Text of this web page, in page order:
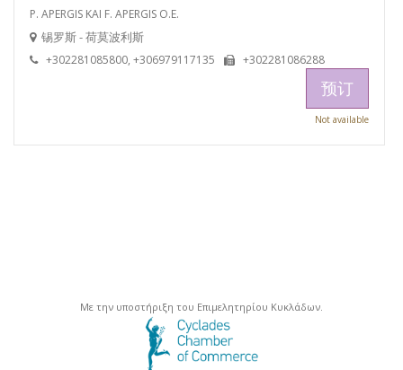
P. APERGIS KAI F. APERGIS O.E.
锡罗斯 - 荷莫波利斯
+302281085800, +306979117135 +302281086288
预订
Not available
Με την υποστήριξη του Επιμελητηρίου Κυκλάδων.